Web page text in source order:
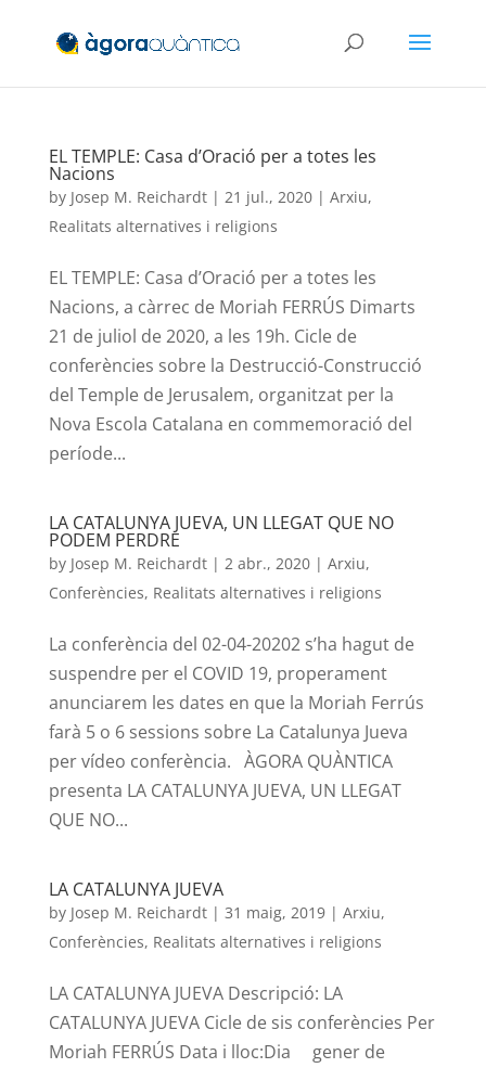
EL TEMPLE: Casa d’Oració per a totes les
Nacions
by Josep M. Reichardt| 21 jul., 2020| Arxiu,
Realitats alternatives i religions
EL TEMPLE: Casa d’Oració per a totes les
Nacions, a càrrec de Moriah FERRÚS Dimarts
21 de juliol de 2020, a les 19h. Cicle de
conferències sobre la Destrucció-Construcció
del Temple de Jerusalem, organitzat per la
Nova Escola Catalana en commemoració del
període...
LA CATALUNYA JUEVA, UN LLEGAT QUE NO
PODEM PERDRE
by Josep M. Reichardt| 2 abr., 2020| Arxiu,
Conferències, Realitats alternatives i religions
La conferència del 02-04-20202 s’ha hagut de
suspendre per el COVID 19, properament
anunciarem les dates en que la Moriah Ferrús
farà 5 o 6 sessions sobre La Catalunya Jueva
per vídeo conferència. ÀGORA QUÀNTICA
presenta LA CATALUNYA JUEVA, UN LLEGAT
QUE NO...
LA CATALUNYA JUEVA
by Josep M. Reichardt| 31 maig, 2019| Arxiu,
Conferències, Realitats alternatives i religions
LA CATALUNYA JUEVA Descripció: LA
CATALUNYA JUEVA Cicle de sis conferències Per
Moriah FERRÚS Data i lloc:Dia gener de